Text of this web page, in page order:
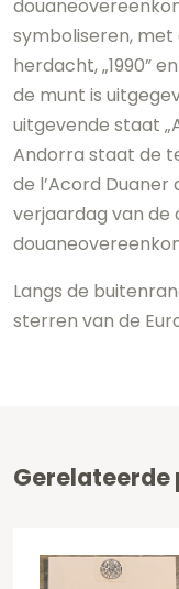
symboliseren,
herdacht, „1990”
de munt is
uitgevende staat
Andorra staat de
de l’Acord Duaner
verjaardag van de
Langs de
sterren van de